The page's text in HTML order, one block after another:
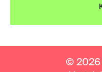
© 2026